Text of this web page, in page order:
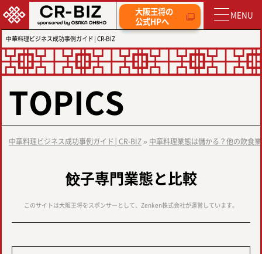
中華料理ビジネス成功事例ガイド│CR-BIZ
大阪王将の
公式HPへ
TOPICS
中華料理ビジネス成功事例ガイド│CR-BIZ» 中華料理業態は儲かる？他の飲食
餃子専門業態と比較
このサイトは大阪王将をスポンサーとして、Zenken株式会社が運営しています。